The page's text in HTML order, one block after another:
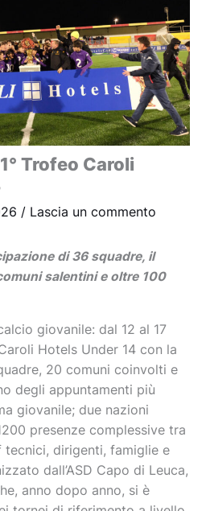
Trofeo Caroli
/ Lascia un commento
di 36 squadre, il
salentini e oltre 100
giovanile: dal 12 al 17
Hotels Under 14 con la
20 comuni coinvolti e
degli appuntamenti più
giovanile; due nazioni
presenze complessive tra
dirigenti, famiglie e
dall’ASD Capo di Leuca,
anno dopo anno, si è